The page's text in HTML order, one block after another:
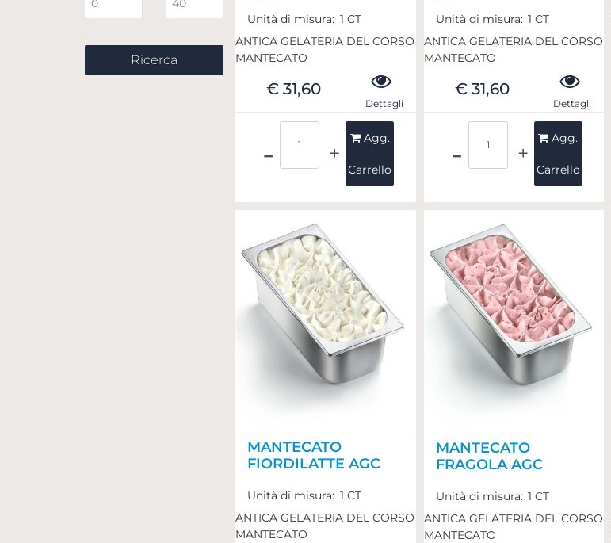
Unità di misura: 1 CT
ANTICA GELATERIA DEL CORSO
MANTECATO
€ 31,60
Dettagli
Agg.
Carrello
Unità di misura: 1 CT
ANTICA GELATERIA DEL CORSO
MANTECATO
€ 31,60
Dettagli
Agg.
Carrello
MANTECATO
FIORDILATTE AGC
Unità di misura: 1 CT
ANTICA GELATERIA DEL CORSO
MANTECATO
MANTECATO
FRAGOLA AGC
Unità di misura: 1 CT
ANTICA GELATERIA DEL CORSO
MANTECATO